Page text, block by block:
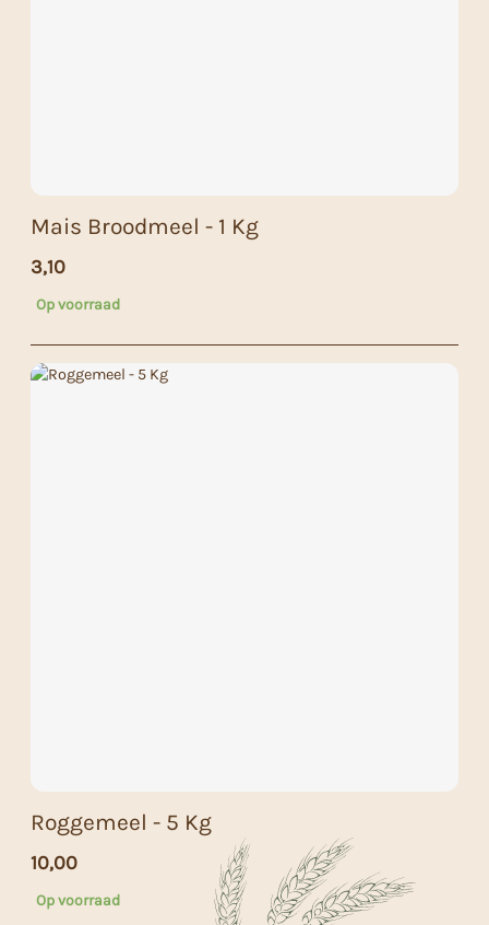
Mais Broodmeel - 1 Kg
3,10
Op voorraad
Roggemeel - 5 Kg
10,00
Op voorraad